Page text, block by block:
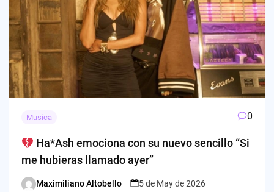
Musica 0
Ha*Ash emociona con su nuevo sencillo “Si
me hubieras llamado ayer”
Posted
Maximiliano Altobello 5 de May de 2026